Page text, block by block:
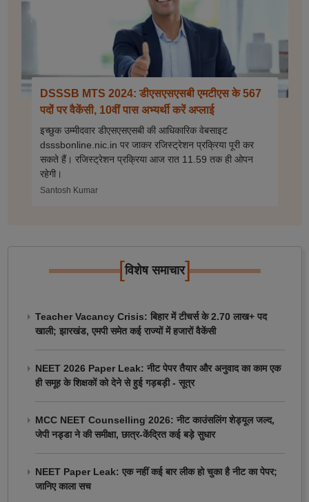
DSSSB MTS 2024: डीएसएसएसबी एमटीएस के 567
पदों पर वैकेंसी, 10वीं पास अभ्यर्थी करें अप्लाई
इच्छुक उम्मीदवार डीएसएसएसबी की आधिकारिक वेबसाइट
dsssbonline.nic.in पर जाकर रजिस्ट्रेशन प्रक्रिया पूरी कर
सकते हैं। रजिस्ट्रेशन प्रक्रिया आज रात 11.59 तक ही ओपन
रहेगी।
Santosh Kumar
[विशेष समाचार]
Teacher Vacancy Crisis: बिहार में टीचर्स के 2.70 लाख+ पद
खाली; झारखंड, एमपी समेत कई राज्यों में हजारों वैकेंसी
NEET 2026 Paper Leak: नीट पेपर तैयार और अनुवाद का काम एक
ही समूह के शिक्षकों को देने से हुई गड़बड़ी - सूत्र
MCC NEET Counselling 2026: नीट काउंसलिंग शेड्यूल जल्द,
जेपी नड्डा ने की समीक्षा, छात्र-केंद्रित कई बड़े सुधार
NEET Paper Leak: एक नहीं कई बार लीक हो चुका है नीट का पेपर;
जानिए काला सच